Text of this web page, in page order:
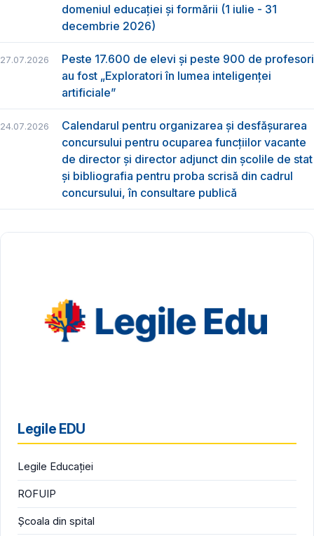
domeniul educației și formării (1 iulie - 31
decembrie 2026)
27.07.2026
Peste 17.600 de elevi și peste 900 de profesori
au fost „Exploratori în lumea inteligenței
artificiale”
24.07.2026
Calendarul pentru organizarea și desfășurarea
concursului pentru ocuparea funcțiilor vacante
de director și director adjunct din școlile de stat
și bibliografia pentru proba scrisă din cadrul
concursului, în consultare publică
Legile EDU
Legile Educației
ROFUIP
Școala din spital